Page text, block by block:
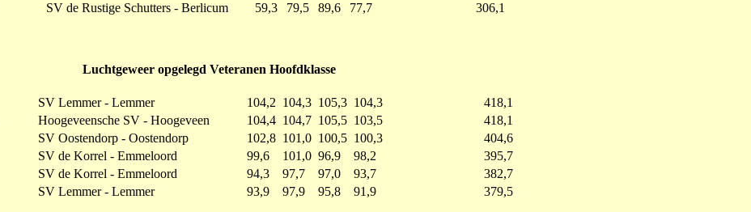
SV de Rustige Schutters - Berlicum 59,3 79,5 89,6 77,7 306,1
Luchtgeweer opgelegd Veteranen Hoofdklasse
SV Lemmer - Lemmer 104,2 104,3 105,3 104,3
418,1
Hoogeveensche SV - Hoogeveen 104,4 104,7 105,5 103,5
418,1
SV Oostendorp - Oostendorp 102,8 101,0 100,5 100,3
404,6
SV de Korrel - Emmeloord 99,6 101,0 96,9 98,2
395,7
SV de Korrel - Emmeloord 94,3 97,7 97,0 93,7
382,7
SV Lemmer - Lemmer 93,9 97,9 95,8 91,9 379,5